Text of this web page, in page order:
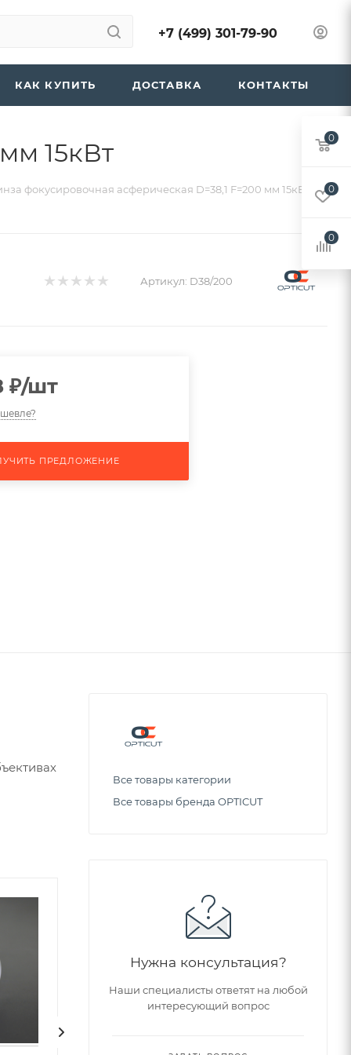
+7 (499) 301-79-90
КАК КУПИТЬ ДОСТАВКА КОНТАКТЫ
15кВт
фокусировочная асферическая D=38,1 F=200 мм 15кВт
Артикул: D38/200
₽/шт
ПРЕДЛОЖЕНИЕ
Все товары категории
Все товары бренда OPTICUT
Нужна консультация?
Наши специалисты ответят на любой
интересующий вопрос
0
0
0